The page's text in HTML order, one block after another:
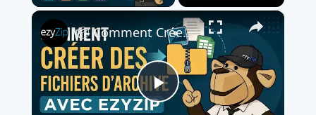
×
Play
📦 Comment Créer un Fichier d'Archive avec EzyZip en Ligne | Sans Installation de Logiciel